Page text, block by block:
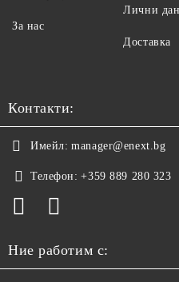
За нас
Лични
Доставка
Контакти:
Имейл: manager@enext.bg
Телефон: +359 889 280 323
Ние работим с: